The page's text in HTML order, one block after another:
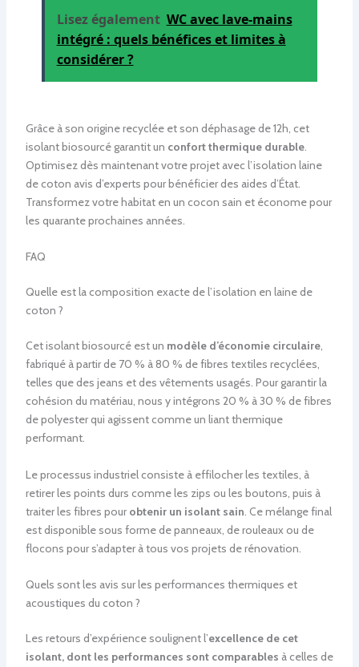
Lisez également WC avec lave-mains
intégré : quels bénéfices et limites à
considérer ?
Grâce à son origine recyclée et son déphasage de 12h, cet
isolant biosourcé garantit un confort thermique durable.
Optimisez dès maintenant votre projet avec l’isolation laine
de coton avis d’experts pour bénéficier des aides d’État.
Transformez votre habitat en un cocon sain et économe pour
les quarante prochaines années.
FAQ
Quelle est la composition exacte de l’isolation en laine de
coton ?
Cet isolant biosourcé est un modèle d’économie circulaire,
fabriqué à partir de 70 % à 80 % de fibres textiles recyclées,
telles que des jeans et des vêtements usagés. Pour garantir la
cohésion du matériau, nous y intégrons 20 % à 30 % de fibres
de polyester qui agissent comme un liant thermique
performant.
Le processus industriel consiste à effilocher les textiles, à
retirer les points durs comme les zips ou les boutons, puis à
traiter les fibres pour obtenir un isolant sain. Ce mélange final
est disponible sous forme de panneaux, de rouleaux ou de
flocons pour s’adapter à tous vos projets de rénovation.
Quels sont les avis sur les performances thermiques et
acoustiques du coton ?
Les retours d’expérience soulignent l’excellence de cet
isolant, dont les performances sont comparables à celles de